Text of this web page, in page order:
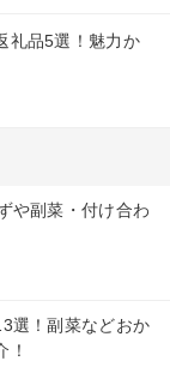
礼品5選！魅力か
や副菜・付け合わ
選！副菜などおか
！